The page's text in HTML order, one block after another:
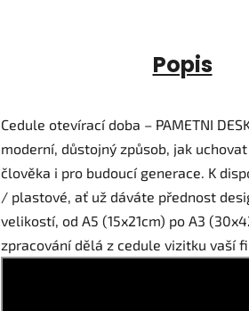
Popis
Cedule otevírací doba – PAMETNI
moderní, důstojný způsob, jak
člověka i pro budoucí generace. K
/ plastové, ať už dáváte přednost
velikostí, od A5 (15x21cm) po A3
zpracování dělá z cedule vizitku vaší